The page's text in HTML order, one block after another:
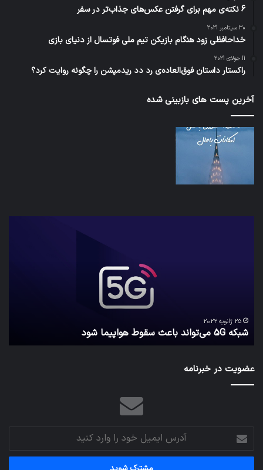
6 نکته‌ی مهم برای گرفتن عکس‌های جذاب‌تر در سفر
30 سپتامبر 2021
خداحافظی زود هنگام بازیکن تیم ملی فوتسال از دنیای بازی
11 جولای 2021
راکستار داستان فوق‌العاده‌ی رد دد ریدمپشن را چگونه روایت کرد؟
آخرین پست های بازبینی شده
25 ژانویه 2022
شبکه 5G می‌تواند باعث سقوط هواپیما شود
عضویت در خبرنامه
آدرس
ایمیل
خود